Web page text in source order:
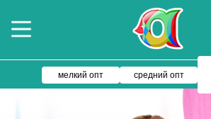
мелкий опт
средний опт